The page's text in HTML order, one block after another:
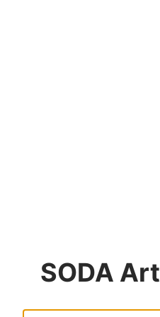
SODA Art